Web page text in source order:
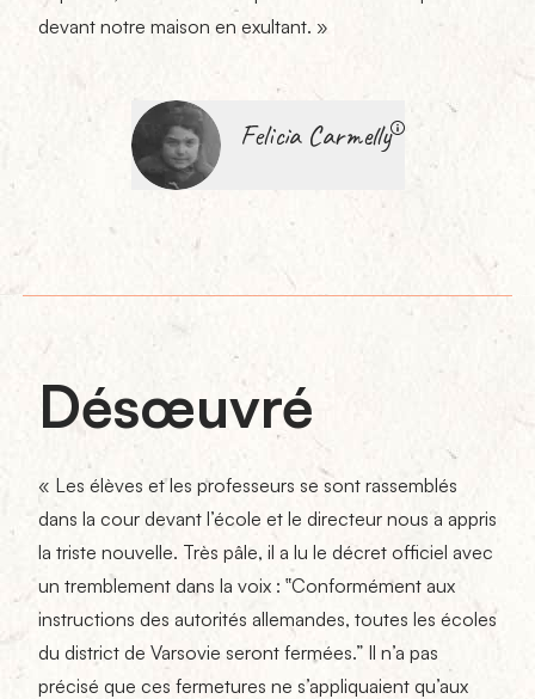
devant notre maison en exultant. »
Felicia Carmelly
Désœuvré
« Les élèves et les professeurs se sont rassemblés
dans la cour devant l’école et le directeur nous a appris
la triste nouvelle. Très pâle, il a lu le décret officiel avec
un tremblement dans la voix : ‟Conformément aux
instructions des autorités allemandes, toutes les écoles
du district de Varsovie seront fermées.” Il n’a pas
précisé que ces fermetures ne s’appliquaient qu’aux